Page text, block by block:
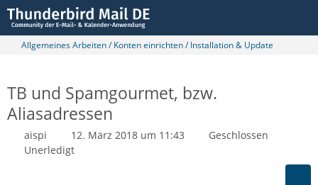
Allgemeines Arbeiten / Konten einrichten / Installation & Update
TB und Spamgourmet, bzw.
Aliasadressen
aispi 12. März 2018 um 11:43
Geschlossen
Unerledigt